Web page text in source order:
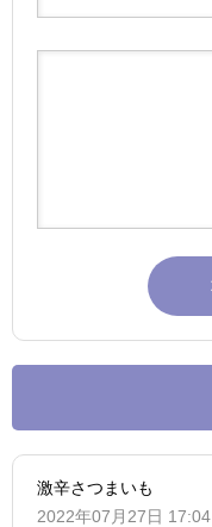
激辛さつまいも
2022年07月27日 17:04